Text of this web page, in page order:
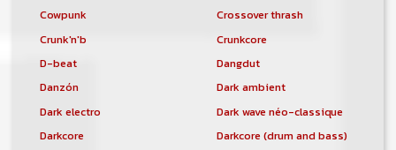
Cowpunk
Crossover thrash
Crunk'n'b
Crunkcore
D-beat
Dangdut
Danzón
Dark ambient
Dark electro
Dark wave néo-classique
Darkcore
Darkcore (drum and bass)